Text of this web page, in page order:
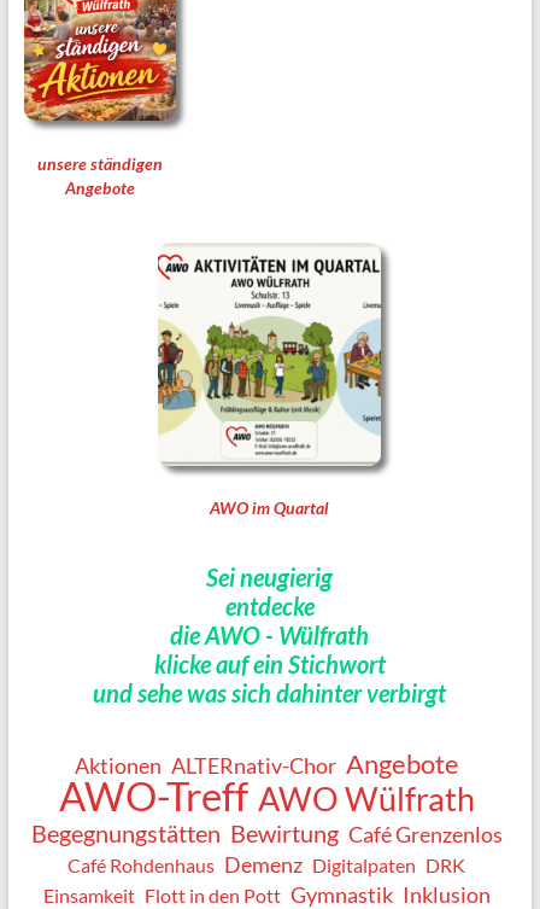
unsere ständigen
Angebote
AWO im Quartal
Sei neugierig
entdecke
die AWO - Wülfrath
klicke auf ein Stichwort
und sehe was sich dahinter verbirgt
Aktionen ALTERnativ-Chor Angebote
AWO-Treff AWO Wülfrath
Begegnungstätten Bewirtung Café Grenzenlos
Café Rohdenhaus Demenz Digitalpaten DRK
Einsamkeit Flott in den Pott Gymnastik Inklusion